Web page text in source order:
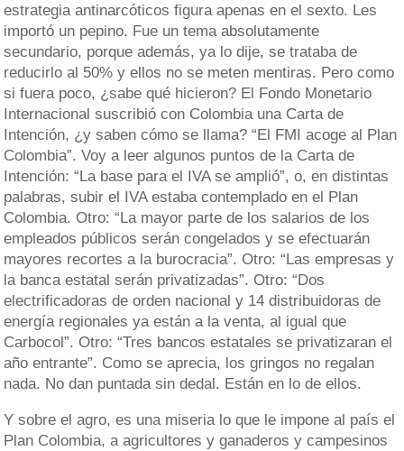
estrategia antinarcóticos figura apenas en el sexto. Les
importó un pepino. Fue un tema absolutamente
secundario, porque además, ya lo dije, se trataba de
reducirlo al 50% y ellos no se meten mentiras. Pero como
si fuera poco, ¿sabe qué hicieron? El Fondo Monetario
Internacional suscribió con Colombia una Carta de
Intención, ¿y saben cómo se llama? “El FMI acoge al Plan
Colombia”. Voy a leer algunos puntos de la Carta de
Intención: “La base para el IVA se amplió”, o, en distintas
palabras, subir el IVA estaba contemplado en el Plan
Colombia. Otro: “La mayor parte de los salarios de los
empleados públicos serán congelados y se efectuarán
mayores recortes a la burocracia”. Otro: “Las empresas y
la banca estatal serán privatizadas”. Otro: “Dos
electrificadoras de orden nacional y 14 distribuidoras de
energía regionales ya están a la venta, al igual que
Carbocol”. Otro: “Tres bancos estatales se privatizaran el
año entrante”. Como se aprecia, los gringos no regalan
nada. No dan puntada sin dedal. Están en lo de ellos.
Y sobre el agro, es una miseria lo que le impone al país el
Plan Colombia, a agricultores y ganaderos y campesinos